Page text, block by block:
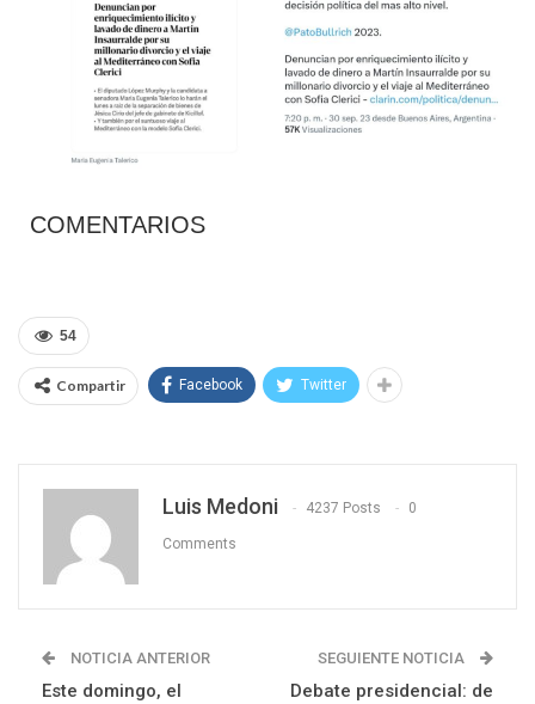
COMENTARIOS
54
Compartir Facebook Twitter
Luis Medoni 4237 Posts 0
Comments
NOTICIA ANTERIOR
Este domingo, el
SEGUIENTE NOTICIA
Debate presidencial: de